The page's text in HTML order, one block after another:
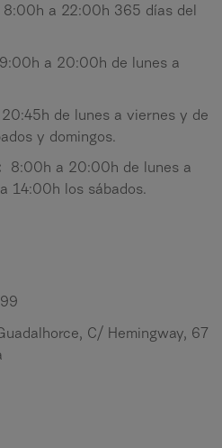
8:00h a 22:00h 365 días del
9:00h a 20:00h de lunes a
de lunes a viernes y de
y domingos.
8:00h a 20:00h de lunes a
14:00h los sábados.
C/ Hemingway, 67